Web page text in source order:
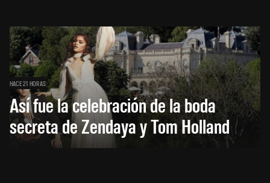
HACE 21 HORAS
Así fue la celebración de la boda
secreta de Zendaya y Tom Holland